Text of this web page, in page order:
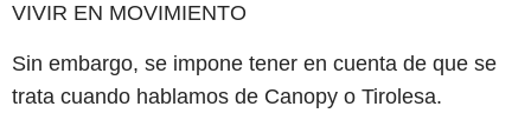
VIVIR EN MOVIMIENTO
Sin embargo, se impone tener en cuenta de que se
trata cuando hablamos de Canopy o Tirolesa.